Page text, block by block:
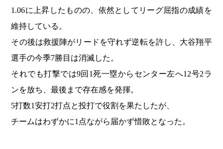
1.06に上昇したものの、依然としてリーグ屈指の成績を
維持している。
その後は救援陣がリードを守れず逆転を許し、大谷翔平
選手の今季7勝目は消滅した。
それでも打撃では9回1死一塁からセンター左へ12号2ラ
ンを放ち、最後まで存在感を発揮。
5打数1安打2打点と投打で役割を果たしたが、
チームはわずかに1点ながら届かず惜敗となった。